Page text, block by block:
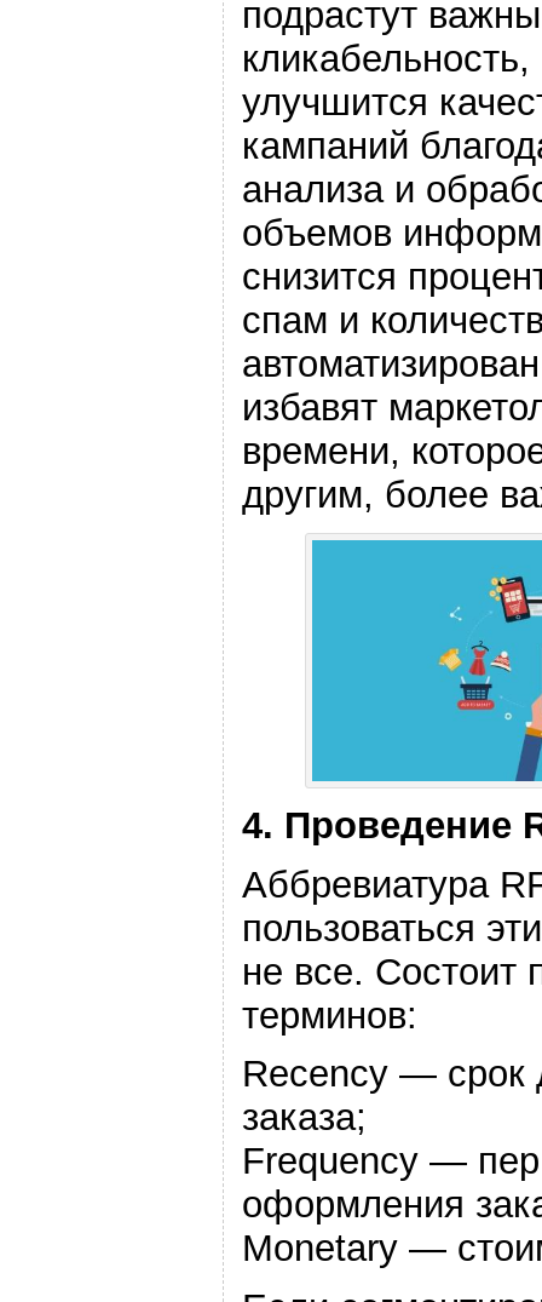
подрастут
улучшится
кампаний
анализа и
объемов
снизится
спам и
избавят
времени,
другим, более
4. Проведение
Аббревиатура
пользоваться
не все. Состоит
терминов:
Recency — срок
заказа;
Frequency —
оформления
Monetary —